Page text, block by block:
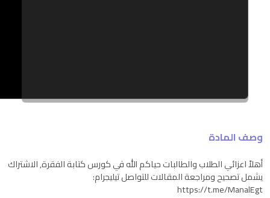
وصف المادة
أهلاً اعزائي الطلاب والطالبات حياكم الله في كورس كتابة الفقرة, الاشتراك
يشمل تصحيح ومراجعة المقالات للتواصل تيليجرام:
https://t.me/ManalEgt